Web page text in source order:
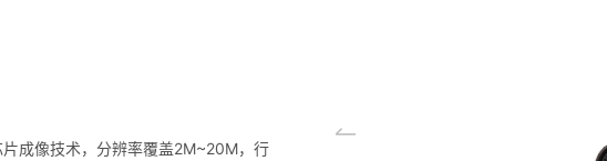
成像技术，分辨率覆盖2M~20M，行